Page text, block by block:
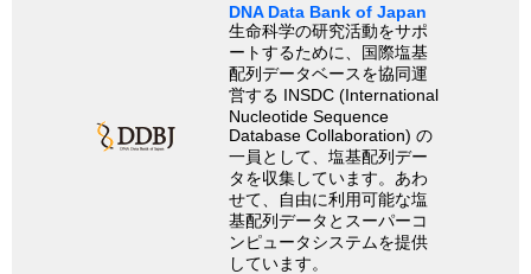
DNA Data Bank of Japan
生命科学の研究活動をサポ
ートするために、国際塩基
配列データベースを協同運
営する INSDC (International
Nucleotide Sequence
Database Collaboration) の
一員として、塩基配列デー
タを収集しています。あわ
せて、自由に利用可能な塩
基配列データとスーパーコ
ンピュータシステムを提供
しています。